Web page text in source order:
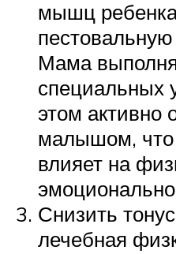
мышц
Мама
специальных
этом активно
малышом, что
влияет на
Снизить
лечебная